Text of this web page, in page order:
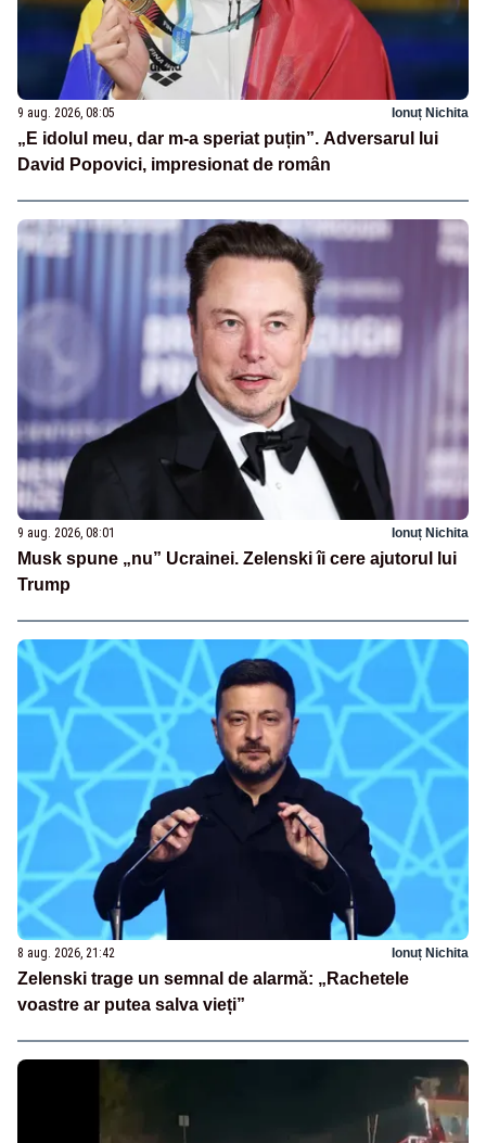
9 aug. 2026, 08:05 Ionuț Nichita
„E idolul meu, dar m-a speriat puțin”. Adversarul lui
David Popovici, impresionat de român
9 aug. 2026, 08:01 Ionuț Nichita
Musk spune „nu” Ucrainei. Zelenski îi cere ajutorul lui
Trump
8 aug. 2026, 21:42 Ionuț Nichita
Zelenski trage un semnal de alarmă: „Rachetele
voastre ar putea salva vieți”